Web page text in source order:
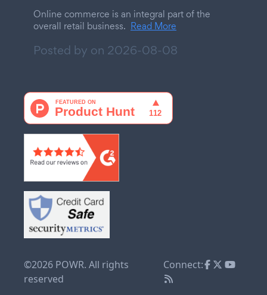
Online commerce is an integral part of the
overall retail business. Read More
Posted by on 2026-08-08
©2026 POWR. All rights
reserved
Connect: